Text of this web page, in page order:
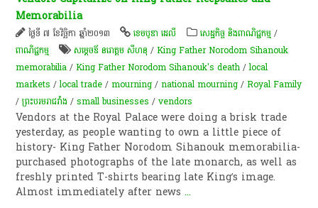
Memorabilia
ថ្ងៃទី ៧ ខែវិច្ឆិកា ឆ្នាំ២០១៣ ខេមបូឌា ដេលី សេដ្ឋកិច្ច និងពាណិជ្ជកម្ម /
ពាណិជ្ជកម្ម
សម្ដេចឪ នរោត្តម សីហនុ /King Father Norodom Sihanouk
memorabilia /King Father Norodom Sihanouk's death /local
markets /local trade /mourning /national mourning /Royal Family
/ព្រះ​បរម​រាជវាំង​ /small businesses /vendors
Vendors at the Royal Palace were doing a brisk trade
yesterday, as people wanting to own a little piece of
history- King Father Norodom Sihanouk memorabilia-
purchased photographs of the late monarch, as well as
freshly printed T-shirts bearing late King’s image.
Almost immediately after news...